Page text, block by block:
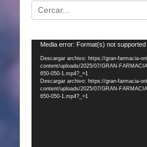
Buscar:
Reproductor
vídeo
Media error: Format(s) not
Descargar archivo: https://gran-farmacia-
content/uploads/2025/07/GRAN-
650-050-1.mp4?_=1
Descargar archivo: https://gran-farmacia-
content/uploads/2025/07/GRAN-
650-050-1.mp4?_=1